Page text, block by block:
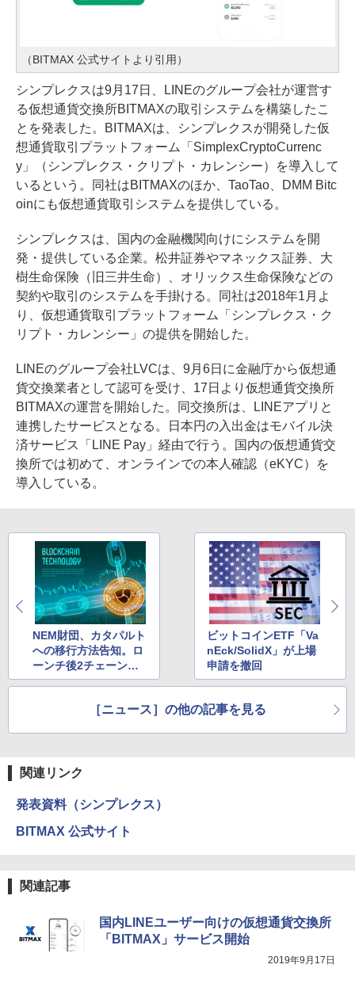
（BITMAX 公式サイトより引用）
シンプレクスは9月17日、LINEのグループ会社が運営す
る仮想通貨交換所BITMAXの取引システムを構築したこ
とを発表した。BITMAXは、シンプレクスが開発した仮
想通貨取引プラットフォーム「SimplexCryptoCurrenc
y」（シンプレクス・クリプト・カレンシー）を導入して
いるという。同社はBITMAXのほか、TaoTao、DMM Bitc
oinにも仮想通貨取引システムを提供している。
シンプレクスは、国内の金融機関向けにシステムを開
発・提供している企業。松井証券やマネックス証券、大
樹生命保険（旧三井生命）、オリックス生命保険などの
契約や取引のシステムを手掛ける。同社は2018年1月よ
り、仮想通貨取引プラットフォーム「シンプレクス・ク
リプト・カレンシー」の提供を開始した。
LINEのグループ会社LVCは、9月6日に金融庁から仮想通
貨交換業者として認可を受け、17日より仮想通貨交換所
BITMAXの運営を開始した。同交換所は、LINEアプリと
連携したサービスとなる。日本円の入出金はモバイル決
済サービス「LINE Pay」経由で行う。国内の仮想通貨交
換所では初めて、オンラインでの本人確認（eKYC）を
導入している。
NEM財団、カタパルト
への移行方法告知。ロ
ーンチ後2チェーン・2
トークン運用
ビットコインETF「Va
nEck/SolidX」が上場
申請を撤回
［ニュース］の他の記事を見る
関連リンク
発表資料（シンプレクス）
BITMAX 公式サイト
関連記事
国内LINEユーザー向けの仮想通貨交換所
「BITMAX」サービス開始
2019年9月17日